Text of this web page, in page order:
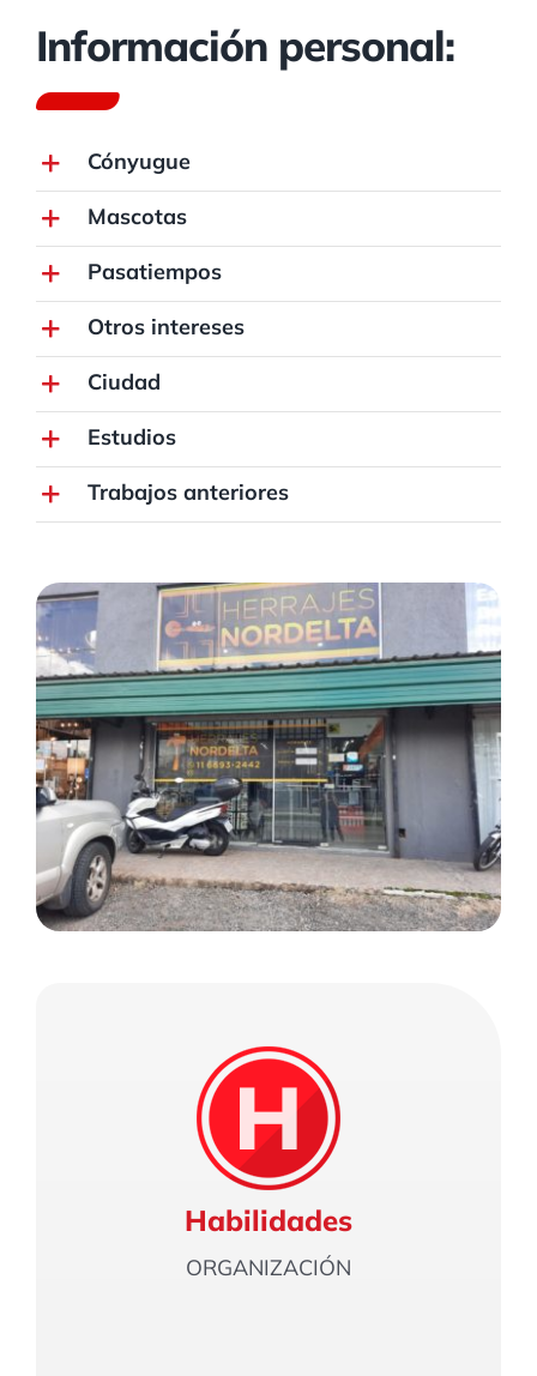
Información personal:
Cónyugue
Mascotas
Pasatiempos
Otros intereses
Ciudad
Estudios
Trabajos anteriores
Habilidades
ORGANIZACIÓN